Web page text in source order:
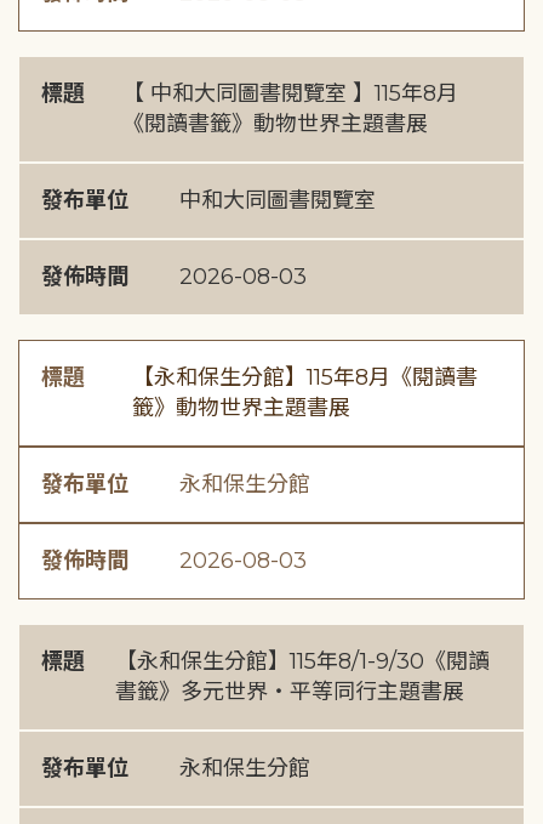
標題
【 中和大同圖書閱覽室 】115年8月
《閱讀書籤》動物世界主題書展
發布單位 中和大同圖書閱覽室
發佈時間 2026-08-03
標題
【永和保生分館】115年8月《閱讀書
籤》動物世界主題書展
發布單位 永和保生分館
發佈時間 2026-08-03
標題
【永和保生分館】115年8/1-9/30《閱讀
書籤》多元世界・平等同行主題書展
發布單位 永和保生分館